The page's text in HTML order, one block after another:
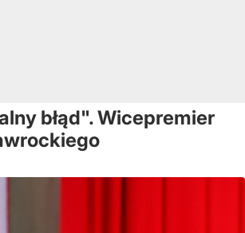
błąd". Wicepremier